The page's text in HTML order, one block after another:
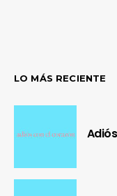
LO MÁS RECIENTE